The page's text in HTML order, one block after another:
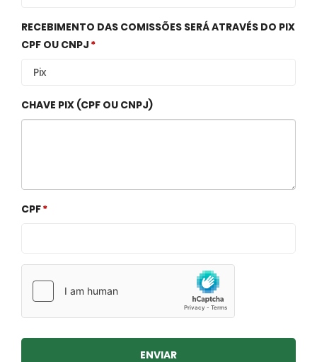
RECEBIMENTO DAS COMISSÕES SERÁ ATRAVÉS DO PIX
CPF OU CNPJ
CHAVE PIX (CPF OU CNPJ)
CPF
ENVIAR